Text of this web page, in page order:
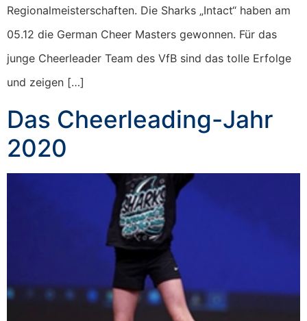
Regionalmeisterschaften. Die Sharks „Intact“ haben am
05.12 die German Cheer Masters gewonnen. Für das
junge Cheerleader Team des VfB sind das tolle Erfolge
und zeigen […]
Das Cheerleading-Jahr
2020